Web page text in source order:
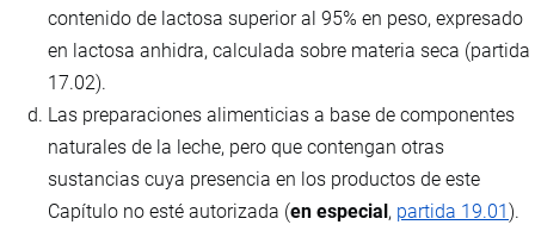
contenido de lactosa superior al 95% en peso, expresado
en lactosa anhidra, calculada sobre materia seca (partida
17.02).
Las preparaciones alimenticias a base de componentes
naturales de la leche, pero que contengan otras
sustancias cuya presencia en los productos de este
Capítulo no esté autorizada (en especial , partida 19.01 ).